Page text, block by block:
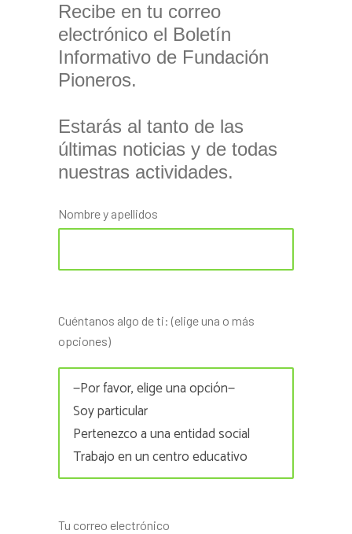
Recibe en tu correo
electrónico el Boletín
Informativo de Fundación
Pioneros.
Estarás al tanto de las
últimas noticias y de todas
nuestras actividades.
Nombre y apellidos
Cuéntanos algo de ti: (elige una o más
opciones)
Tu correo electrónico